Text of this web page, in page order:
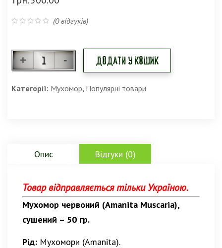
(0відгуків)
Додати у кошик
Категорії: Мухомор, Популярні товари
Опис Відгуки (0)
Товар відправляється тільки Україною.
Мухомор червоний (Amanita Muscaria),
сушений – 50 гр.
Рід: Мухомори (Amanita).